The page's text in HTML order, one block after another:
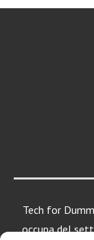
Tech for
occupa del